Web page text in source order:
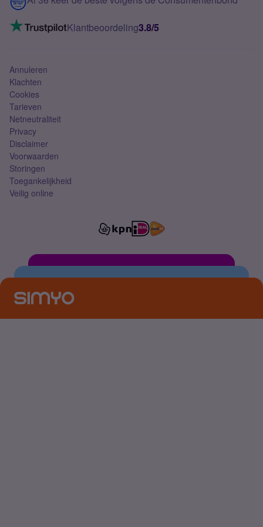
Mobiel internet
Mobiel abonnement
VoLTE 4G bellenKlantbeoordeling3.8/5
Annuleren
Klachten
Cookies
Tarieven
Netneutraliteit
Privacy
Disclaimer
Voorwaarden
Storingen
Toegankelijkheid
Veilig online